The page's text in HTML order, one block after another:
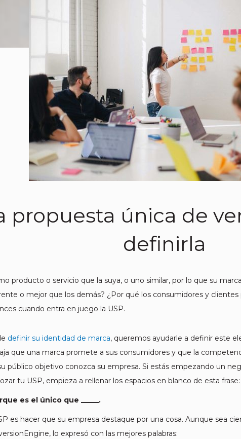
propuesta única de
definirla
producto o servicio que la suya, o uno similar, por lo que su
o mejor que los demás? ¿Por qué los consumidores y
cuando entra en juego la USP.
definir su identidad de marca, queremos ayudarle a definir este
que una marca promete a sus consumidores y que la
público objetivo conozca su empresa. Si estás empezando un
tu USP, empieza a rellenar los espacios en blanco de esta frase:
es el único que _____.
es hacer que su empresa destaque por una cosa. Aunque sea
lo expresó con las mejores palabras: